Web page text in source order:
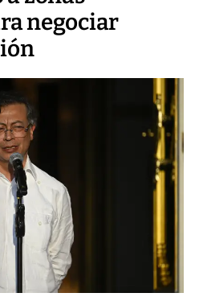
negociar